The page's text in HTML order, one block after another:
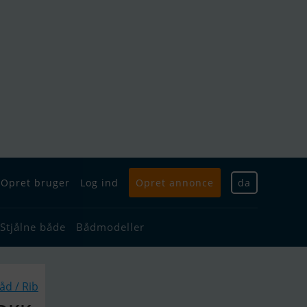
Opret bruger Log ind Opret annonce da
Stjålne både Bådmodeller
/ Rib